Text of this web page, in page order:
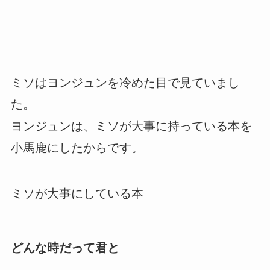
ミソはヨンジュンを冷めた目で見ていまし
た。
ヨンジュンは、ミソが大事に持っている本を
小馬鹿にしたからです。
ミソが大事にしている本
どんな時だって君と